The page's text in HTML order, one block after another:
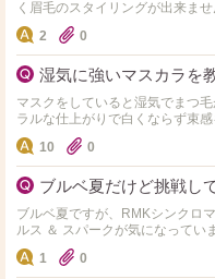
く眉毛のスタイリングが出来ま
スミー等々、使用して来ました
2 0
湿気に強いマスカラを
マスクをしていると湿気でまつ
ラルな仕上がりで白くならず束
教えてください♪
10 0
ブルベ夏だけど挑戦し
ブルベ夏ですが、RMKシンクロ
ルス ＆ スパークが気になってい
タッチアップしてもらったら、
1 0